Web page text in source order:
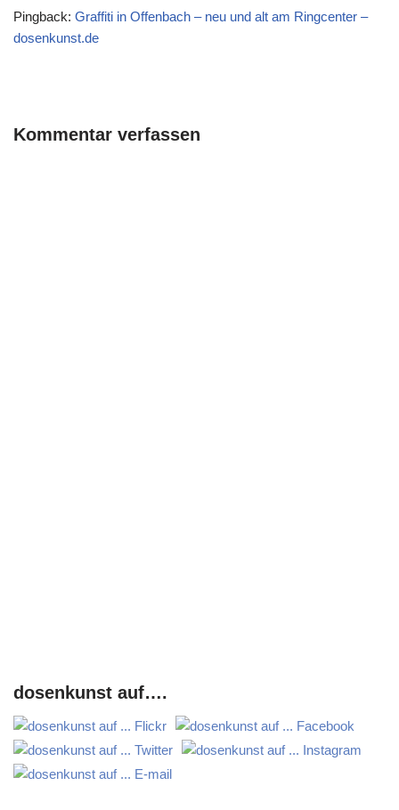
Pingback: Graffiti in Offenbach – neu und alt am Ringcenter –
dosenkunst.de
Kommentar verfassen
dosenkunst auf….